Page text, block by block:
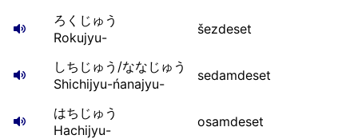
ろくじゅう
Rokujyu-
šezdeset
しちじゅう/ななじゅう
Shichijyu-ńanajyu-
sedamdeset
はちじゅう
Hachijyu-
osamdeset